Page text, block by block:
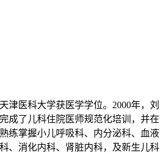
津医科大学获医学学位。2000年，刘
成了儿科住院医师规范化培训，并在
练掌握小儿呼吸科、内分泌科、血液
、消化内科、肾脏内科，及新生儿科